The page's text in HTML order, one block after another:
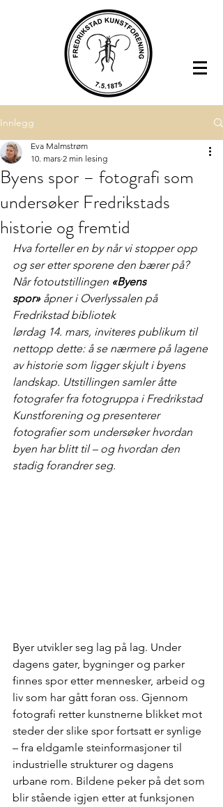
Innlegg
Byens spor – fotografi som
undersøker Fredrikstads
historie og fremtid
Eva Malmstrøm
10. mars 2 min lesing
Hva forteller en by når vi stopper opp
og ser etter sporene den bærer på?
Når fotoutstillingen «Byens
spor» åpner i Overlyssalen på
Fredrikstad bibliotek
lørdag 14. mars, inviteres publikum til
nettopp dette: å se nærmere på lagene
av historie som ligger skjult i byens
landskap. Utstillingen samler åtte
fotografer fra fotogruppa i Fredrikstad
Kunstforening og presenterer
fotografier som undersøker hvordan
byen har blitt til – og hvordan den
stadig forandrer seg.
Byer utvikler seg lag på lag. Under
dagens gater, bygninger og parker
finnes spor etter mennesker, arbeid og
liv som har gått foran oss. Gjennom
fotografi retter kunstnerne blikket mot
steder der slike spor fortsatt er synlige
– fra eldgamle steinformasjoner til
industrielle strukturer og dagens
urbane rom. Bildene peker på det som
blir stående igjen etter at funksjonen